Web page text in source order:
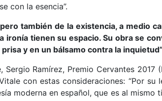
con la esencia”.
también de la existencia, a medio
ironía tienen su espacio. Su obra se
y en un bálsamo contra la inquietud”
Sergio Ramírez, Premio Cervantes 2017
con estas consideraciones: “Por su
moderna en español, que es al mismo